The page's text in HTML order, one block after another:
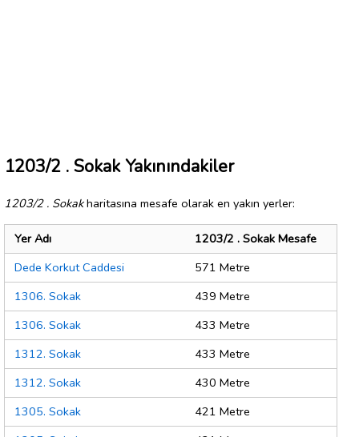
1203/2 . Sokak Yakınındakiler
1203/2 . Sokakharitasına mesafe olarak en yakın yerler:
Yer Adı
1203/2 . Sokak Mesafe
Dede Korkut Caddesi
571 Metre
1306. Sokak
439 Metre
1306. Sokak
433 Metre
1312. Sokak
433 Metre
1312. Sokak
430 Metre
1305. Sokak
421 Metre